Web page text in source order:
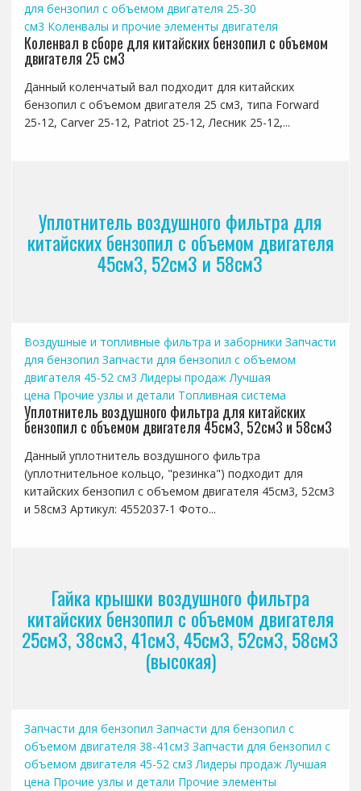
для бензопил с объемом двигателя 25-30
см3 Коленвалы и прочие элементы двигателя
Коленвал в сборе для китайских бензопил с объемом
двигателя 25 см3
Данный коленчатый вал подходит для китайских
бензопил с объемом двигателя 25 см3, типа Forward
25-12, Carver 25-12, Patriot 25-12, Лесник 25-12,...
Уплотнитель воздушного фильтра для
китайских бензопил с объемом двигателя
45см3, 52см3 и 58см3
Воздушные и топливные фильтра и заборники Запчасти
для бензопил Запчасти для бензопил с объемом
двигателя 45-52 см3 Лидеры продаж Лучшая
цена Прочие узлы и детали Топливная система
Уплотнитель воздушного фильтра для китайских
бензопил с объемом двигателя 45см3, 52см3 и 58см3
Данный уплотнитель воздушного фильтра
(уплотнительное кольцо, "резинка") подходит для
китайских бензопил с объемом двигателя 45см3, 52см3
и 58см3 Артикул: 4552037-1 Фото...
Гайка крышки воздушного фильтра
китайских бензопил с объемом двигателя
25см3, 38см3, 41см3, 45см3, 52см3, 58см3
(высокая)
Запчасти для бензопил Запчасти для бензопил с
объемом двигателя 38-41см3 Запчасти для бензопил с
объемом двигателя 45-52 см3 Лидеры продаж Лучшая
цена Прочие узлы и детали Прочие элементы